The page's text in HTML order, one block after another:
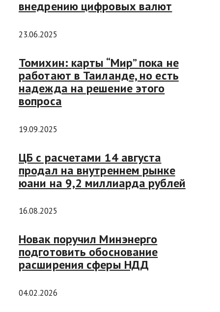
внедрению цифровых валют
23.06.2025
Томихин: карты “Мир” пока не
работают в Таиланде, но есть
надежда на решение этого
вопроса
19.09.2025
ЦБ с расчетами 14 августа
продал на внутреннем рынке
юани на 9,2 миллиарда рублей
16.08.2025
Новак поручил Минэнерго
подготовить обоснование
расширения сферы НДД
04.02.2026